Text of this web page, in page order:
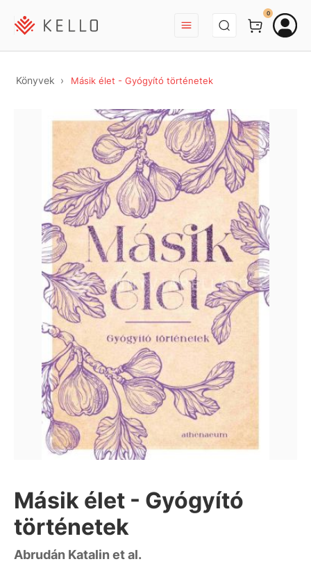
BEJELENTKEZÉS
0
Könyvek Másik élet - Gyógyító történetek
Másik élet - Gyógyító
történetek
Abrudán Katalin et al.